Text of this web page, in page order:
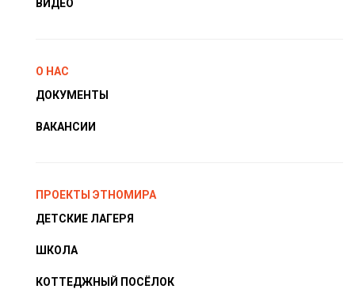
ВИДЕО
О НАС
ДОКУМЕНТЫ
ВАКАНСИИ
ПРОЕКТЫ ЭТНОМИРА
ДЕТСКИЕ ЛАГЕРЯ
ШКОЛА
КОТТЕДЖНЫЙ ПОСЁЛОК